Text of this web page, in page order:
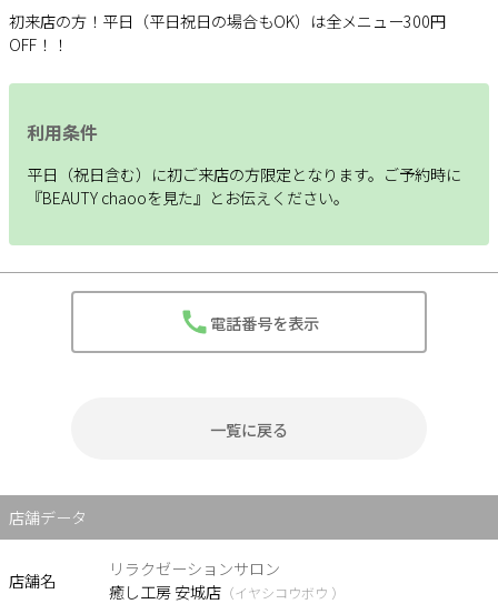
初来店の方！平日（平日祝日の場合もOK）は全メニュー300円
OFF！！
利用条件
平日（祝日含む）に初ご来店の方限定となります。ご予約時に
『BEAUTY chaooを見た』とお伝えください。
電話番号を表示
一覧に戻る
店舗データ
店舗名
リラクゼーションサロン
癒し工房 安城店 （イヤシコウボウ ）